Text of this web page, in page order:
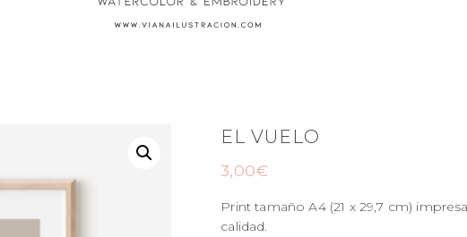
EL VUELO
3,00€
Print tamaño A4 (21 x 29,7 cm)
calidad.